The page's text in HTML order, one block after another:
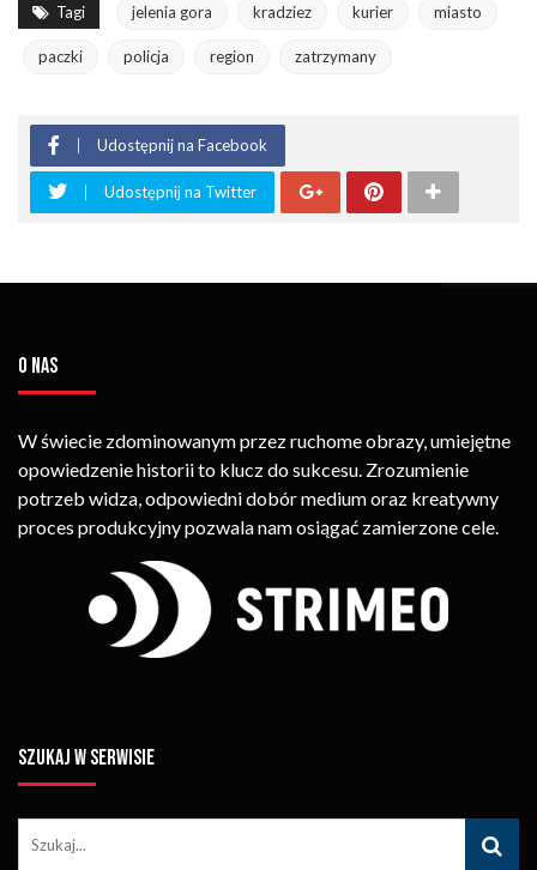
Tagi jelenia gora kradziez kurier miasto
paczki policja region zatrzymany
Udostępnij na Facebook
Udostępnij na Twitter
O NAS
W świecie zdominowanym przez ruchome obrazy, umiejętne
opowiedzenie historii to klucz do sukcesu. Zrozumienie
potrzeb widza, odpowiedni dobór medium oraz kreatywny
proces produkcyjny pozwala nam osiągać zamierzone cele.
SZUKAJ W SERWISIE